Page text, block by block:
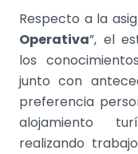
Respecto a la
Operativa”, el
los
junto con
preferencia
alojamiento
realizando